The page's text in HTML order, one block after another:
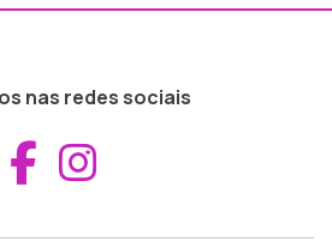
nas redes sociais
Aceder ao